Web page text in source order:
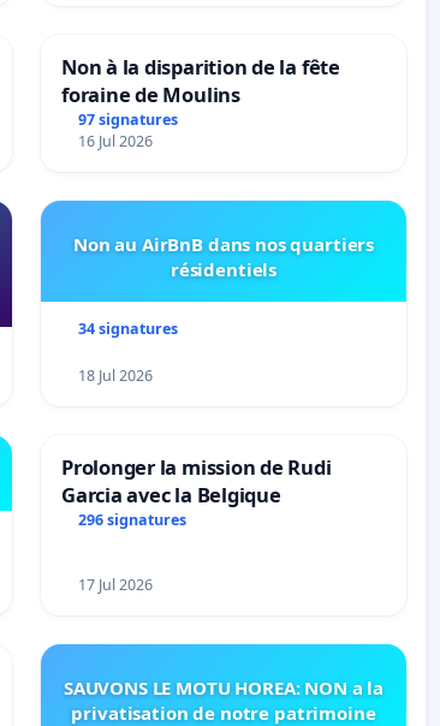
Non à la disparition de la fête
foraine de Moulins
97 signatures
16 Jul 2026
Non au AirBnB dans nos quartiers
résidentiels
34 signatures
18 Jul 2026
Prolonger la mission de Rudi
Garcia avec la Belgique
296 signatures
17 Jul 2026
SAUVONS LE MOTU HOREA: NON a la
privatisation de notre patrimoine